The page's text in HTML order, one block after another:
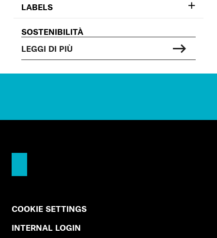
LABELS
SOSTENIBILITÀ
LEGGI DI PIÙ
COOKIE SETTINGS
INTERNAL LOGIN